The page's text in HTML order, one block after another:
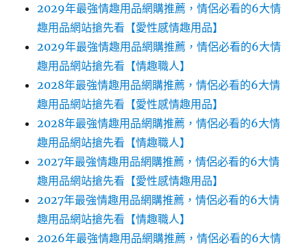
2029年最強情趣用品網購推薦，情侶必看的6大情
趣用品網站搶先看【愛性感情趣用品】
2029年最強情趣用品網購推薦，情侶必看的6大情
趣用品網站搶先看【情趣職人】
2028年最強情趣用品網購推薦，情侶必看的6大情
趣用品網站搶先看【愛性感情趣用品】
2028年最強情趣用品網購推薦，情侶必看的6大情
趣用品網站搶先看【情趣職人】
2027年最強情趣用品網購推薦，情侶必看的6大情
趣用品網站搶先看【愛性感情趣用品】
2027年最強情趣用品網購推薦，情侶必看的6大情
趣用品網站搶先看【情趣職人】
2026年最強情趣用品網購推薦，情侶必看的6大情